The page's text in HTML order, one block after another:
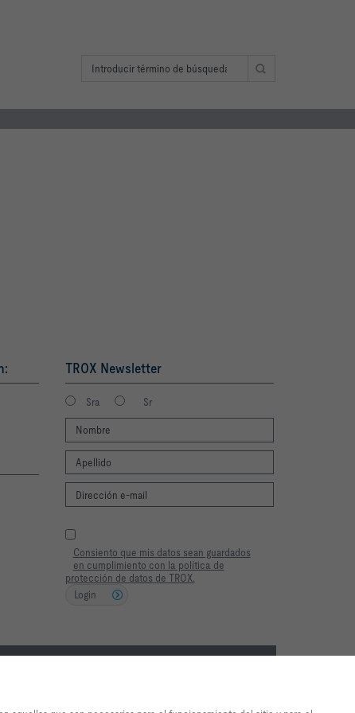
TROX Newsletter
Sra Sr
Consiento que mis datos sean guardados
en cumplimiento con la política de
protección de datos de TROX.
Login
2026 © TROX México S.A. de C.V.